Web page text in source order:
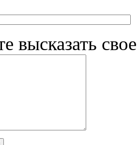
высказать